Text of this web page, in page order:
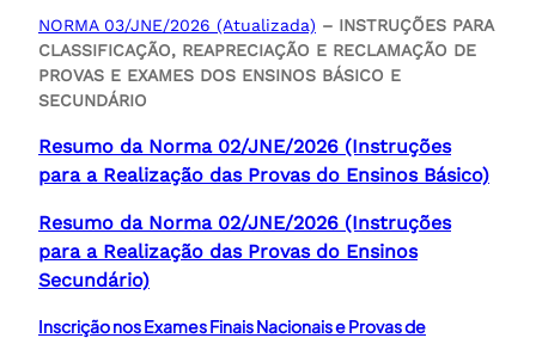
NORMA 03/JNE/2026 (Atualizada) – INSTRUÇÕES PARA
CLASSIFICAÇÃO, REAPRECIAÇÃO E RECLAMAÇÃO DE
PROVAS E EXAMES DOS ENSINOS BÁSICO E
SECUNDÁRIO
Resumo da Norma 02/JNE/2026 (Instruções
para a Realização das Provas do Ensinos Básico)
Resumo da Norma 02/JNE/2026 (Instruções
para a Realização das Provas do Ensinos
Secundário)
Inscrição nos Exames Finais Nacionais e Provas de